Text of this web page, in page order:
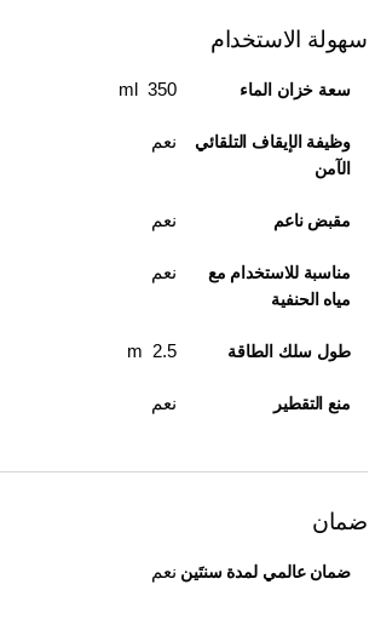
سهولة الاستخدام
سعة خزان الماء 350 ml
وظيفة الإيقاف التلقائي
الآمن
نعم
مقبض ناعم نعم
مناسبة للاستخدام مع
مياه الحنفية
نعم
طول سلك الطاقة 2.5 m
منع التقطير نعم
ضمان
ضمان عالمي لمدة سنتَين نعم